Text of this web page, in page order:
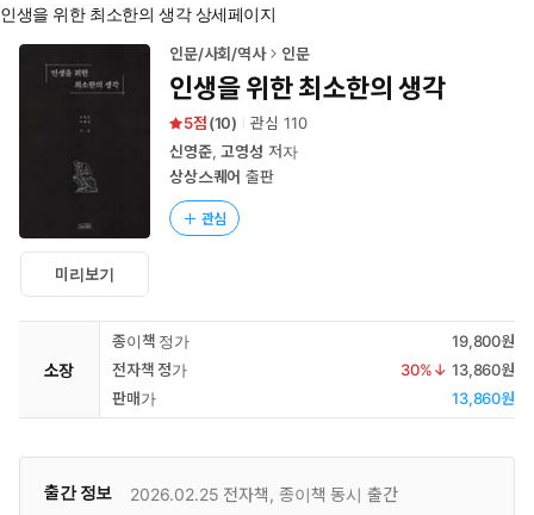
홈
로
인생을 위한 최소한의 생각 상세페이지
미리보기
인문/사회/역사 인문
인생을 위한 최소한의 생각
5 (10) 관심 110
신영준,고영성 저자
상상스퀘어 출판
관심
소장
종이책 정가
19,800원
전자책 정가
30%↓ 13,860원
판매가
13,860원
출간 정보 2026.02.25 전자책, 종이책 동시 출간